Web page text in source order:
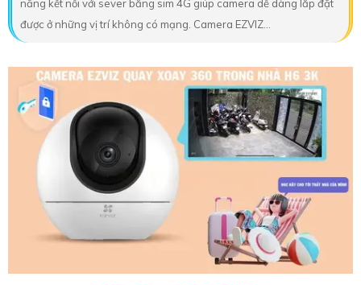
năng kết nối với sever bằng sim 4G giúp camera dễ dàng lắp đặt
được ở những vị trí không có mạng. Camera EZVIZ...